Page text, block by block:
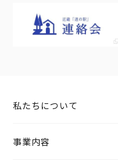
私たちについて
事業内容